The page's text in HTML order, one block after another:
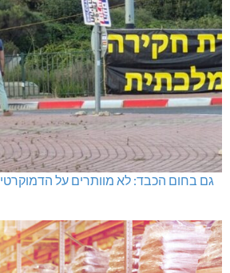
גם בחום הכבד: לא מוותרים על